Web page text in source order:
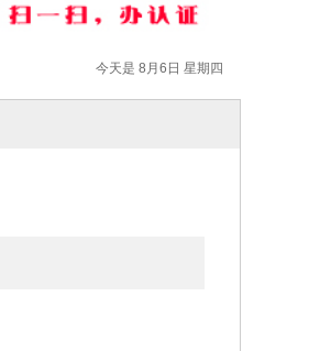
今天是 8月6日 星期四